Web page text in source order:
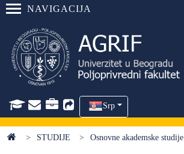
NAVIGACIJA
Srp
STUDIJE Osnovne akademske studije